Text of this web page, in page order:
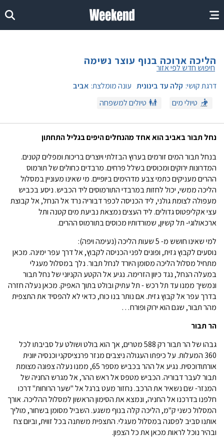
הליכה ארוכה בנוף עוצר נשימה
חיפוש חדש לפי אזור
נחל תבור באביב הוא אחד מהנחלים היפים בגליל התחתון
דרגת קושי: קלה עד בינונית עונה מומלצת: אביב
טיולי מים
טיולים למשפחה
בנחל תבור המים זורמים בערוץ הבזלתי ויוצרים בריכות ומפלים קטנים.
המדרונות ירוקים ומכוסים בשלל פרחים. מרבדים כחולים של תורמוס
ההרים מעניקים כתמי צבע מדהימים ביופיים. מי שאינו מעוניין במסלול
הליכה ממשי, יכול לחזות במרבדי התורמוסים ליד הכביש. ניסע בכביש
מעפולה לצומת גולני, ליד הכניסה לכפר דבוריה נרד אל הנחל, אל קבוצת
עצי אקליפטוס גדולים. ליד העצים נמצאת נביעת מים קטנה ותל
ארכאולוגי- תל קשיון, שמורדותיו מכוסים בתורמוס ההרים.
למי שאינו חושש מ- 5 שעות הליכה (נעימה ויפה):
נוסעים לקבוץ גזית, ופונים לפני הכניסה לקבוץ, אל דרך עפר ימינה. מכאן
מתחיל מסלול הליכה מסומן היורד לנחל תבור. נלך במסלול מעגלי
במעלה הנחל, נגד כיוון הזרימה. נגיע אל הקטע הקניוני של נחל תבור
ונמשיך ממנו עד תל רכש - תל עתיק ובולט בתוך האפיק. מכאן נעלה חזרה
בדרך עפר אל קבוץ גזית. אם נותר בנו כוח, כדאי לא להפסיד את התצפית
מהר תבור, שגם הוא ירוק ופורח…
הר תבור
גבהו של הר תבור רק 588 מטרים, אך הוא בולט ושולט על סביבתו לכל
360 המעלות. על כיפתו העגולה ניצבים מנזר פרנציסקני וכנסיה יוונית
אורתודוכסית. נגיע אל ההר בכביש מספר 65, ממנו נעלה צפונה מצומת
תבור לעבר דבוריה. הכביש מטפס אל ראש ההר, אל מגרש החניה של
המנזר- שם נשאיר את הרכב. נחזור מעט ברגל אל "שער הרוחות" דרכו
חלפנו בדרכנו אל החניה, ונמצא את הסימון הראשון למסלול ההליכה. אורך
המסלול כשני ק"מ, הליכה קלה בנוף משגע. השביל מסומן בשחור, מוליך
אותנו סביב לפסגה במסלול מעגלי. התצפית משתנה בכל זווית, וביום צח
ובהיר נוכל לראות מכאן את כל הצפון.